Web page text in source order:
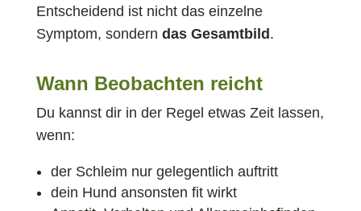
Entscheidend ist nicht das einzelne
Symptom, sondern das Gesamtbild .
Wann Beobachten reicht
Du kannst dir in der Regel etwas Zeit lassen,
wenn:
der Schleim nur gelegentlich auftritt
dein Hund ansonsten fit wirkt